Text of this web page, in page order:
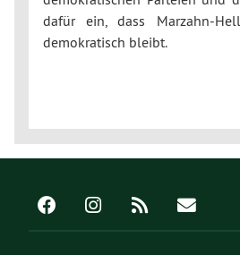
dafür ein, dass Marzahn-
demokratisch bleibt.